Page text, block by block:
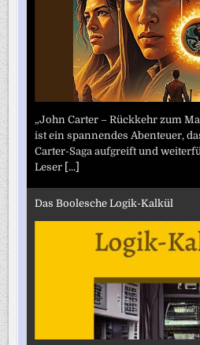
„John Carter – Rückkehr zum
ist ein spannendes Abenteuer,
Carter-Saga aufgreift und
Leser [...]
Das Boolesche Logik-Kalkül